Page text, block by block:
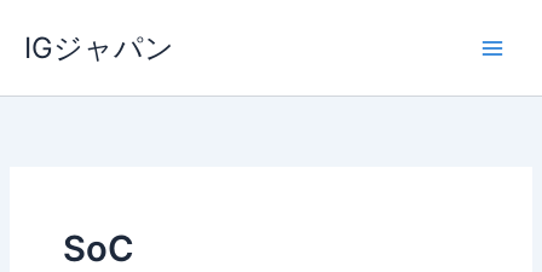
ス
IGジャパン
SoC